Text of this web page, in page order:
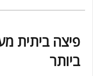
פיצה ביתית
ביותר